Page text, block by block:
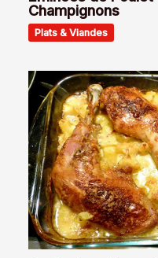
Champignons
Plats & Viandes